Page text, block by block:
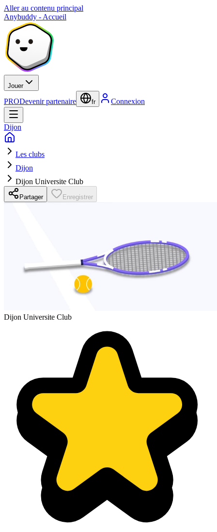
Aller au contenu principal
Anybuddy - Accueil
Jouer
PRODevenir partenaire fr Connexion
Dijon
Les clubs
Dijon
Dijon Universite Club
Partager Enregistrer
Dijon Universite Club